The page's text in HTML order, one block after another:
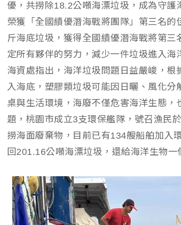
優，共撈除18.2公噸海漂垃圾，成為守
榮獲「全國績優潛海戰將團隊」第三名
斤海底垃圾，獲得全國績優潛海戰將第
定所有夥伴的努力，減少一件垃圾進入海
海資處指出，海洋垃圾問題日益嚴峻，
入海底，塑膠類垃圾可能因日曬、風化
桌與生活環境，海廢不僅危害海洋生態
題，桃園市成立3支環保艦隊，號召漁民
撈海面廢棄物，目前已有134艘船舶加入
回201.16公噸海漂垃圾，還給海洋生物一